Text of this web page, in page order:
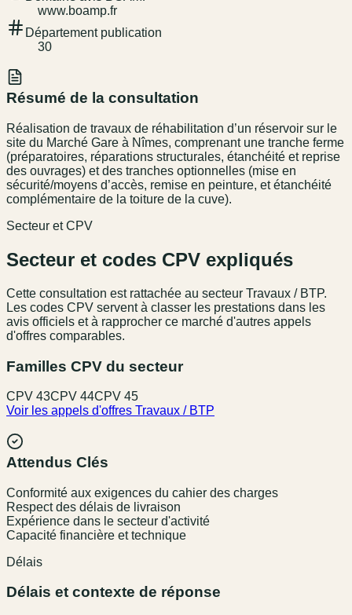
www.boamp.fr
Département publication
30
Résumé de la consultation
Réalisation de travaux de réhabilitation d’un réservoir sur le
site du Marché Gare à Nîmes, comprenant une tranche ferme
(préparatoires, réparations structurales, étanchéité et reprise
des ouvrages) et des tranches optionnelles (mise en
sécurité/moyens d’accès, remise en peinture, et étanchéité
complémentaire de la toiture de la cuve).
Secteur et CPV
Secteur et codes CPV expliqués
Cette consultation est rattachée au secteur Travaux / BTP.
Les codes CPV servent à classer les prestations dans les
avis officiels et à rapprocher ce marché d'autres appels
d'offres comparables.
Familles CPV du secteur
CPV 43CPV 44CPV 45
Voir les appels d'offres Travaux / BTP
Attendus Clés
Conformité aux exigences du cahier des charges
Respect des délais de livraison
Expérience dans le secteur d'activité
Capacité financière et technique
Délais
Délais et contexte de réponse